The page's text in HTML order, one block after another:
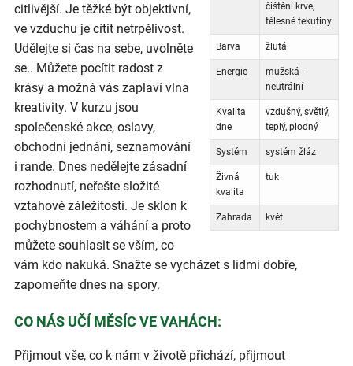
čištění krve,
tělesné tekutiny
Barva žlutá
Energie
mužská -
neutrální
Kvalita
dne
vzdušný, světlý,
teplý, plodný
Systém systém žláz
Živná
kvalita
tuk
Zahrada květ
citlivější. Je těžké být objektivní,
ve vzduchu je cítit netrpělivost.
Udělejte si čas na sebe, uvolněte
se.. Můžete pocítit radost z
krásy a možná vás zaplaví vlna
kreativity. V kurzu jsou
společenské akce, oslavy,
obchodní jednání, seznamování
i rande. Dnes nedělejte zásadní
rozhodnutí, neřešte složité
vztahové záležitosti. Je sklon k
pochybnostem a váhání a proto
můžete souhlasit se vším, co
vám kdo nakuká. Snažte se vycházet s lidmi dobře,
zapomeňte dnes na spory.
CO NÁS UČÍ MĚSÍC VE VAHÁCH:
Přijmout vše, co k nám v životě přichází, přijmout